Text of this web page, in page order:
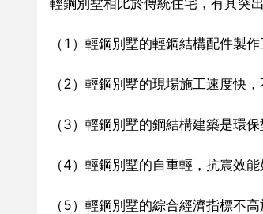
（1）輕鋼別墅的輕鋼結構配件製
（2）輕鋼別墅的現場施工速度快
（3）輕鋼別墅的鋼結構建築是環
（4）輕鋼別墅的自重輕，抗震效能
（5）輕鋼別墅的綜合經濟指標不高